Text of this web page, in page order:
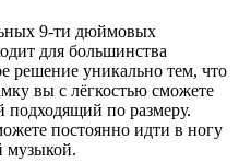
9-ти дюймовых
для большинства
решение уникально тем, что
вы с лёгкостью сможете
подходящий по размеру.
постоянно идти в ногу
музыкой.